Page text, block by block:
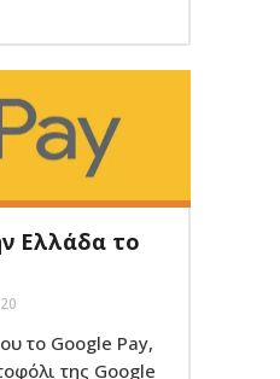
Ελλάδα το
το Google Pay,
της Google